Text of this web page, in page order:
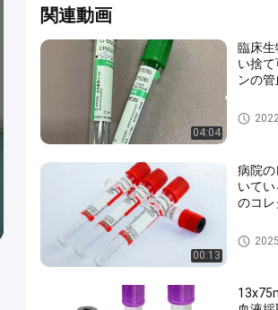
関連動画
04:04
臨床生
い捨
ンの
真空の
00:13
病院
いて
のコレ
明白な